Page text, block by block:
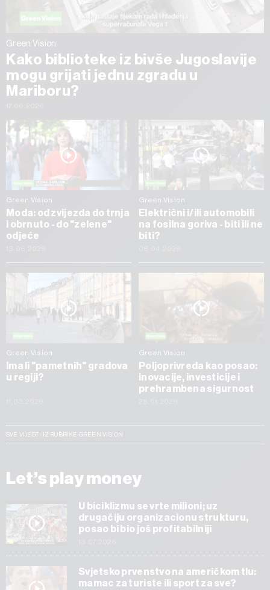
Green Vision
Kako biblioteke iz bivše Jugoslavije
mogu grijati jednu zgradu u
Mariboru?
Green Vision
Moda: od zvijezda do trnja
i obrnuto - do "zelene"
odjeće
Green Vision
Električni i/ili automobili
na fosilna goriva - biti ili ne
biti?
Green Vision
Ima li "pametnih" gradova
u regiji?
Green Vision
Poljoprivreda kao posao:
inovacije, investicije i
prehrambena sigurnost
SVE VIJESTI IZ RUBRIKE GREEN VISION
Let’s play money
U biciklizmu se vrte milioni; uz
drugačiju organizacionu strukturu,
posao bi bio još profitabilniji
Svjetsko prvenstvo na američkom tlu:
mamac za turiste ili sport za sve?